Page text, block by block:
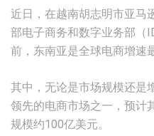
近日，在越南胡志明市亚马
部电子商务和数字业务部（
前，东南亚是全球电商增速
其中，无论是市场规模还是
领先的电商市场之一，预计
规模约100亿美元。